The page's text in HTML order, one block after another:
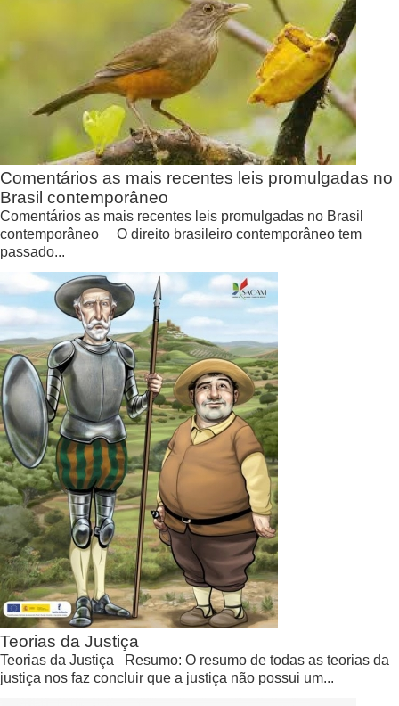
Comentários as mais recentes leis promulgadas no
Brasil contemporâneo
Comentários as mais recentes leis promulgadas no Brasil
contemporâneo O direito brasileiro contemporâneo tem
passado...
Teorias da Justiça
Teorias da Justiça Resumo: O resumo de todas as teorias da
justiça nos faz concluir que a justiça não possui um...